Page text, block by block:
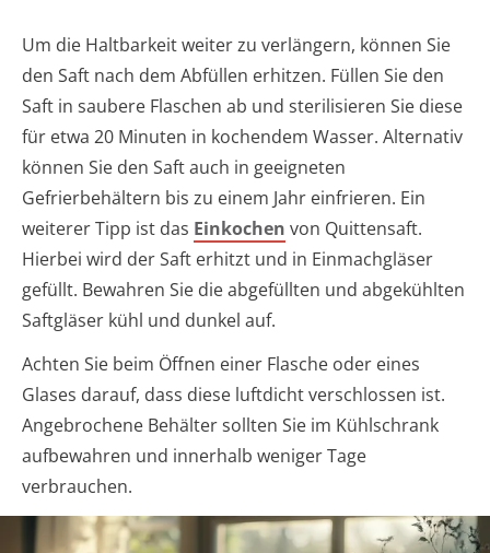
Um die Haltbarkeit weiter zu verlängern, können Sie
den Saft nach dem Abfüllen erhitzen. Füllen Sie den
Saft in saubere Flaschen ab und sterilisieren Sie diese
für etwa 20 Minuten in kochendem Wasser. Alternativ
können Sie den Saft auch in geeigneten
Gefrierbehältern bis zu einem Jahr einfrieren. Ein
weiterer Tipp ist das Einkochen von Quittensaft.
Hierbei wird der Saft erhitzt und in Einmachgläser
gefüllt. Bewahren Sie die abgefüllten und abgekühlten
Saftgläser kühl und dunkel auf.
Achten Sie beim Öffnen einer Flasche oder eines
Glases darauf, dass diese luftdicht verschlossen ist.
Angebrochene Behälter sollten Sie im Kühlschrank
aufbewahren und innerhalb weniger Tage
verbrauchen.